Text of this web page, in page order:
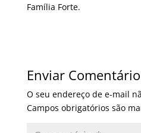
Família Forte.
Enviar Comentário
O seu endereço de e-mail
Campos obrigatórios são